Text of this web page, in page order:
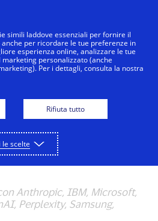
con
inaugura una
del
Anthropic, IBM, Microsoft,
Perplexity, Samsung,
simili laddove essenziali per fornire il
per ricordare le tue preferenze in
esperienza online, analizzare le tue
personalizzato (anche
Per i dettagli, consulta la nostra
Rifiuta tutto
le scelte